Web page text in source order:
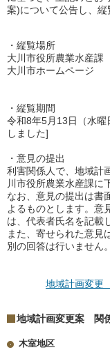
案)について公告し、縦
・縦覧場所
大川市役所農業水産課
大川市ホームページ
・縦覧期間
令和8年5月13日（水曜
しました]
・意見の提出
利害関係人で、地域計
川市役所農業水産課に
なお、意見の提出は書
よるものとします。意
は、代表者氏名を記載
また、寄せられた意見
別の回答は行いません。
地域計画変
地域計画変更案 関
木室地区